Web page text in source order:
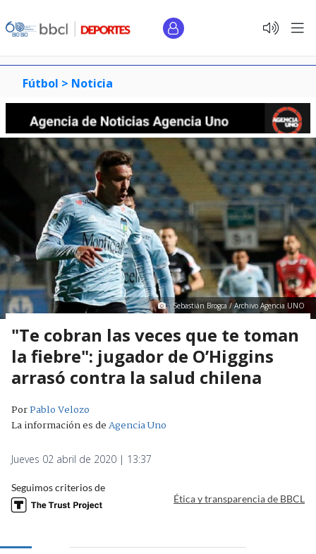
Fútbol > Noticia
Sebastián Brogca / Archivo Agencia UNO
"Te cobran las veces que te toman
la fiebre": jugador de O’Higgins
arrasó contra la salud chilena
PorPablo Velozo
La información es deAgencia Uno
Jueves 02 abril de 2020 | 13:37
Seguimos criterios de
Ética y transparencia de BBCL